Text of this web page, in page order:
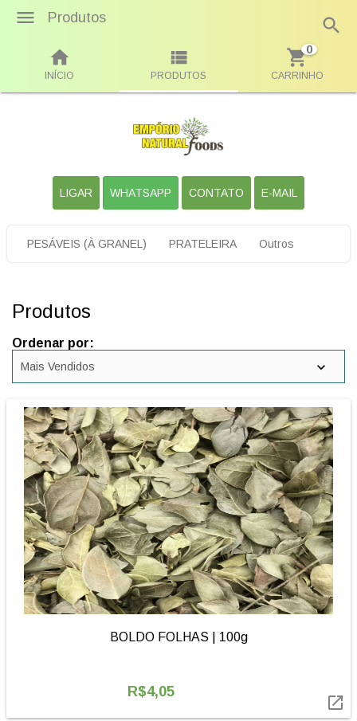
Produtos
INÍCIO PRODUTOS CARRINHO
0
LIGAR WHATSAPP CONTATO E-MAIL
PESÁVEIS (À GRANEL) PRATELEIRA Outros
Produtos
Ordenar por:
BOLDO FOLHAS | 100g
R$4,05
